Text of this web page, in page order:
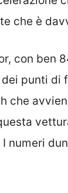
che è
con ben
dei punti di
che
numeri